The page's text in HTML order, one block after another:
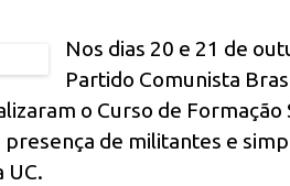
Nos dias 20 e 21 de
Partido Comunista
o Curso de Formação
de militantes e
UC.